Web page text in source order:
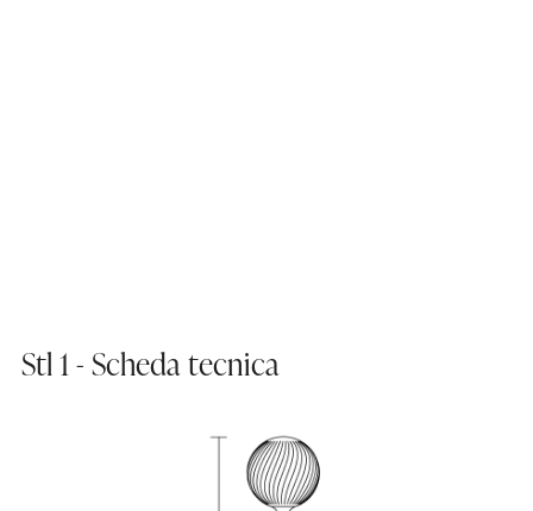
Stl 1 - Scheda tecnica